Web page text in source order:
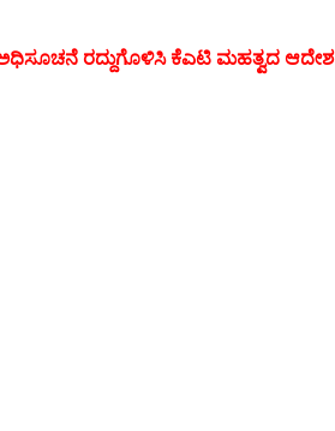
ಅಧಿಸೂಚನೆ ರದ್ದುಗೊಳಿಸಿ ಕೆಎಟಿ ಮಹತ್ವದ ಆದೇಶ